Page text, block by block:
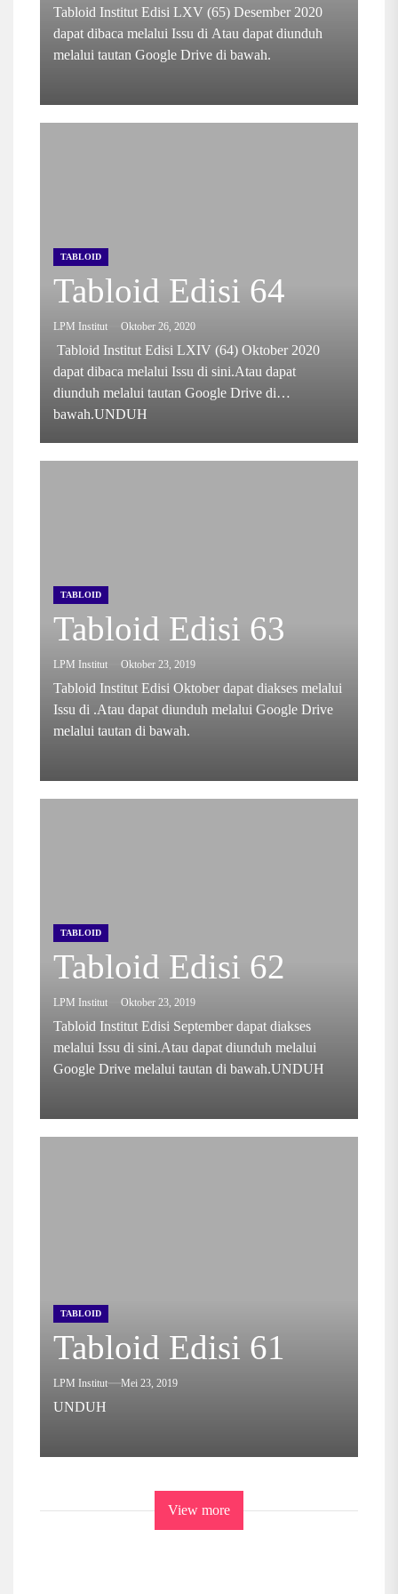
Tabloid Institut Edisi LXV (65) Desember 2020
dapat dibaca melalui Issu di Atau dapat diunduh
melalui tautan Google Drive di bawah.
TABLOID
Tabloid Edisi 64
LPM Institut Oktober 26, 2020
Tabloid Institut Edisi LXIV (64) Oktober 2020
dapat dibaca melalui Issu di sini.Atau dapat
diunduh melalui tautan Google Drive di
bawah.UNDUH
TABLOID
Tabloid Edisi 63
LPM Institut Oktober 23, 2019
Tabloid Institut Edisi Oktober dapat diakses melalui
Issu di .Atau dapat diunduh melalui Google Drive
melalui tautan di bawah.
TABLOID
Tabloid Edisi 62
LPM Institut Oktober 23, 2019
Tabloid Institut Edisi September dapat diakses
melalui Issu di sini.Atau dapat diunduh melalui
Google Drive melalui tautan di bawah.UNDUH
TABLOID
Tabloid Edisi 61
LPM Institut Mei 23, 2019
UNDUH
View more